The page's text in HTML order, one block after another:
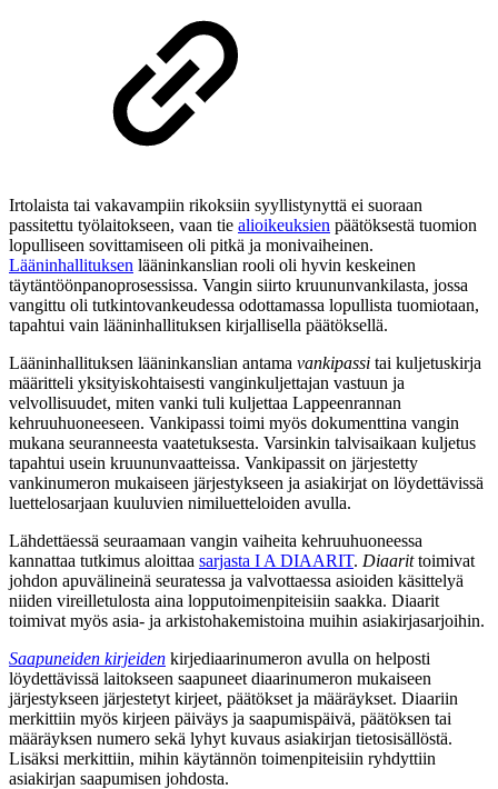
Irtolaista tai vakavampiin rikoksiin syyllistynyttä ei suoraan
passitettu työlaitokseen, vaan tie alioikeuksien päätöksestä tuomion
lopulliseen sovittamiseen oli pitkä ja monivaiheinen.
Lääninhallituksen lääninkanslian rooli oli hyvin keskeinen
täytäntöönpanoprosessissa. Vangin siirto kruununvankilasta, jossa
vangittu oli tutkintovankeudessa odottamassa lopullista tuomiotaan,
tapahtui vain lääninhallituksen kirjallisella päätöksellä.
Lääninhallituksen lääninkanslian antama vankipassi tai kuljetuskirja
määritteli yksityiskohtaisesti vanginkuljettajan vastuun ja
velvollisuudet, miten vanki tuli kuljettaa Lappeenrannan
kehruuhuoneeseen. Vankipassi toimi myös dokumenttina vangin
mukana seuranneesta vaatetuksesta. Varsinkin talvisaikaan kuljetus
tapahtui usein kruununvaatteissa. Vankipassit on järjestetty
vankinumeron mukaiseen järjestykseen ja asiakirjat on löydettävissä
luettelosarjaan kuuluvien nimiluetteloiden avulla.
Lähdettäessä seuraamaan vangin vaiheita kehruuhuoneessa
kannattaa tutkimus aloittaa sarjasta I A DIAARIT. Diaarittoimivat
johdon apuvälineinä seuratessa ja valvottaessa asioiden käsittelyä
niiden vireilletulosta aina lopputoimenpiteisiin saakka. Diaarit
toimivat myös asia- ja arkistohakemistoina muihin asiakirjasarjoihin.
Saapuneiden kirjeiden kirjediaarinumeron avulla on helposti
löydettävissä laitokseen saapuneet diaarinumeron mukaiseen
järjestykseen järjestetyt kirjeet, päätökset ja määräykset. Diaariin
merkittiin myös kirjeen päiväys ja saapumispäivä, päätöksen tai
määräyksen numero sekä lyhyt kuvaus asiakirjan tietosisällöstä.
Lisäksi merkittiin, mihin käytännön toimenpiteisiin ryhdyttiin
asiakirjan saapumisen johdosta.